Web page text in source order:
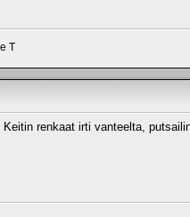
T
renkaat irti vanteelta,